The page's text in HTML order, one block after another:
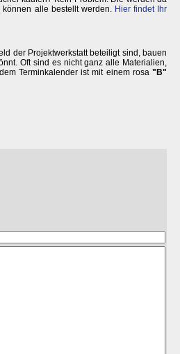
alle bestellt werden. Hier findet Ihr
der Projektwerkstatt beteiligt sind, bauen
Oft sind es nicht ganz alle Materialien,
Terminkalender ist mit einem rosa "B"